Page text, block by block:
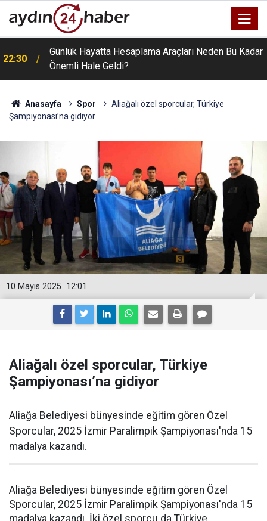
22:30
Günlük Hayatta Hesaplama Araçları Neden Bu Kadar
Önemli Hale Geldi?
Anasayfa Spor
Aliağalı özel sporcular, Türkiye
Şampiyonası’na gidiyor
12:01
10 Mayıs 2025
Aliağalı özel sporcular, Türkiye
Şampiyonası’na gidiyor
Aliağa Belediyesi bünyesinde eğitim gören Özel
Sporcular, 2025 İzmir Paralimpik Şampiyonası'nda 15
madalya kazandı.
Aliağa Belediyesi bünyesinde eğitim gören Özel
Sporcular, 2025 İzmir Paralimpik Şampiyonası'nda 15
madalya kazandı. İki özel sporcu da Türkiye